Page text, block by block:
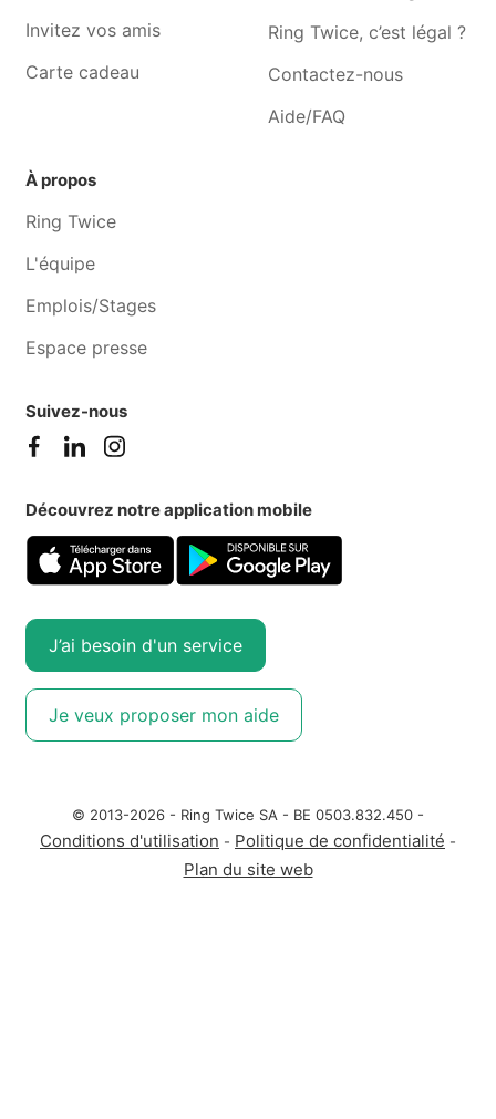
Professeur particulier Amay
Professeur particulier
georges-sur-meuse
Invitez vos amis
Carte cadeau
Ring Twice, c’est légal ?
Contactez-nous
Aide/FAQ
À propos
Ring Twice
L'équipe
Emplois/Stages
Espace presse
Suivez-nous
Découvrez notre application mobile
J’ai besoin d'un service
Je veux proposer mon aide
© 2013-2026 - Ring Twice SA - BE 0503.832.450 -
Conditions d'utilisation - Politique de confidentialité -
Plan du site web